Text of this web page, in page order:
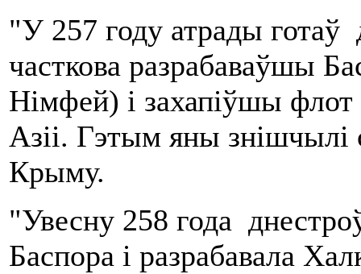
"У 257 году атрады готаў
часткова разрабаваўшы
Німфей) і захапіўшы флот
Азіі. Гэтым яны знішчылі
Крыму.
"Увесну 258 года
Баспора і разрабавала